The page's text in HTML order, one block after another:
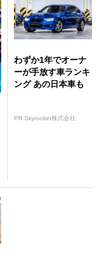
わずか1年でオーナ
ーが手放す車ランキ
ング あの日本車も
PR Skyrocket株式会社